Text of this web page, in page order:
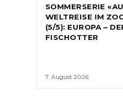
SOMMERSERIE
WELTREISE IM
(5/5): EUROPA –
FISCHOTTER
7. August 2026